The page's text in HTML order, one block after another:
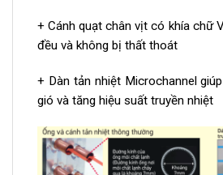
+ Cánh quạt chân vịt có khía chữ
đều và không bị thất thoát
+ Dàn tản nhiệt Microchannel
gió và tăng hiệu suất truyền nhiệt